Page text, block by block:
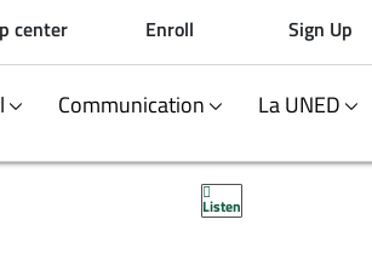
center Enroll Sign Up
Communication La UNED
Listen